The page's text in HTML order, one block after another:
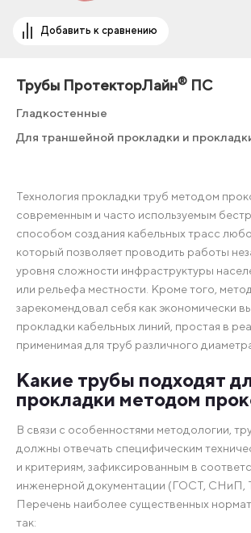
Добавить к сравнению
Трубы ПротекторЛайн® ПС
Гладкостенные
Для траншейной прокладки и
Технология прокладки труб методом
современным и часто используемым
способом создания кабельных трасс
который позволяет проводить работы
уровня сложности инфраструктуры
или рельефа местности. Кроме того,
зарекомендовал себя как экономически
прокладки кабельных линий, простая в
применимая для труб различного
Какие трубы подходят
прокладки методом
В связи с особенностями методологии,
должны отвечать специфическим
и критериям, зафиксированным в
инженерной документации (ГОСТ, СНиП,
Перечень наиболее существенных
так: